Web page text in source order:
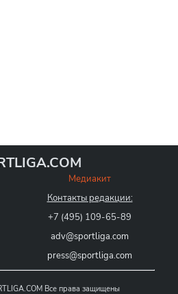
Медиакит
Контакты редакции:
+7 (495) 109-65-89
adv@sportliga.com
press@sportliga.com
Все права защищены